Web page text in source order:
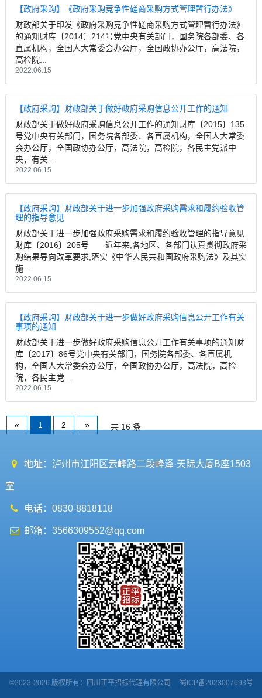
【政府采购】《政府采购竞争性磋商采购方式管理暂行办法》
财政部关于印发《政府采购竞争性磋商采购方式管理暂行办法》
的通知财库〔2014〕214号党中央有关部门，国务院各部委、各
直属机构，全国人大常委会办公厅，全国政协办公厅，高法院，
高检院...
2022.06.15
【政府采购】财政部关于做好政府采购信息公开工作的通知
财政部关于做好政府采购信息公开工作的通知财库〔2015〕135
号党中央有关部门，国务院各部委、各直属机构，全国人大常委
会办公厅，全国政协办公厅，高法院，高检院，各民主党派中
央，有关...
2022.06.15
【政府采购】财政部关于进一步加强政府采购需求和履约验收管
理的指导意见
财政部关于进一步加强政府采购需求和履约验收管理的指导意见
财库〔2016〕205号 近年来,各地区、各部门认真贯彻政府采
购结果导向改革要求,落实《中华人民共和国政府采购法》及其实
施...
2022.06.15
【政府采购】财政部关于进一步做好政府采购信息公开工作有关
事项的通知
财政部关于进一步做好政府采购信息公开工作有关事项的通知财
库〔2017〕86号党中央有关部门，国务院各部委、各直属机
构，全国人大常委会办公厅，全国政协办公厅，高法院，高检
院，各民主党...
2022.06.15
« 1 2 » 共 16 条
地址：泸州市江阳区云峰路二段峰泽·天际大厦B座1503
室
电话：0830-8818118
邮箱：3566309552@qq.com
©2023-2026 版权所有：四川正平招标代理有限公司 蜀ICP备2023007693号